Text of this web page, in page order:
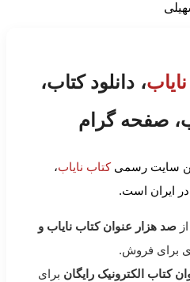
، دانلود کتاب،
صفحه گرام
سایت رسمیکتاب نایاب،
در ایران است.
صد هزار عنوان کتاب نایاب و
برای فروش.
کتاب الکترونیک رایگان برای